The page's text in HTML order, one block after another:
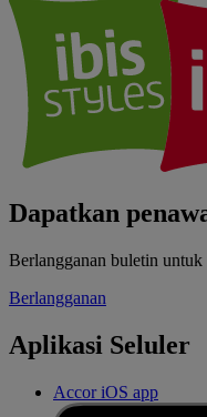
Dapatkan
Berlangganan buletin
Berlangganan
Aplikasi Seluler
Accor iOS app